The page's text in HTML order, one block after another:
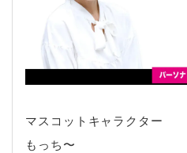
マスコットキャラクター
もっち〜